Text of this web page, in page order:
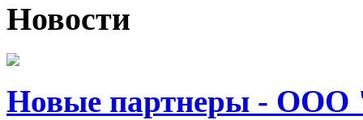
Новости
Новые партнеры - ООО